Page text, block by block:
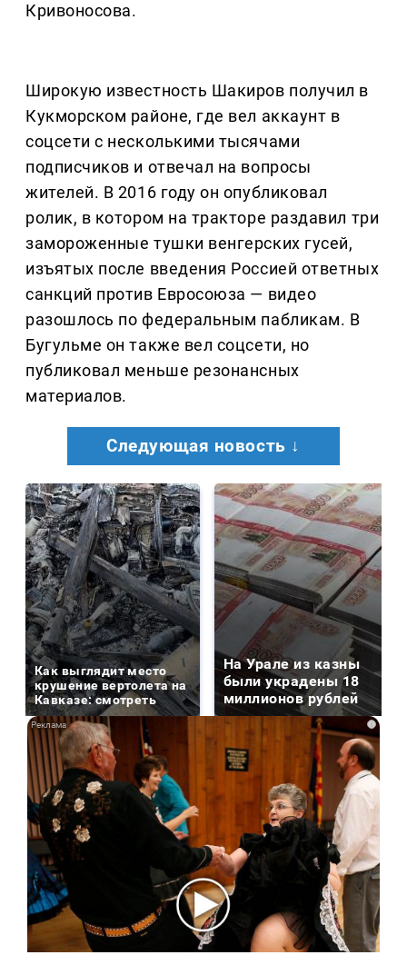
Кривоносова.
Широкую известность Шакиров получил в
Кукморском районе, где вел аккаунт в
соцсети с несколькими тысячами
подписчиков и отвечал на вопросы
жителей. В 2016 году он опубликовал
ролик, в котором на тракторе раздавил три
замороженные тушки венгерских гусей,
изъятых после введения Россией ответных
санкций против Евросоюза — видео
разошлось по федеральным пабликам. В
Бугульме он также вел соцсети, но
публиковал меньше резонансных
материалов.
Следующая новость ↓
Как выглядит место
крушение вертолета на
Кавказе: смотреть
На Урале из казны
были украдены 18
миллионов рублей
i